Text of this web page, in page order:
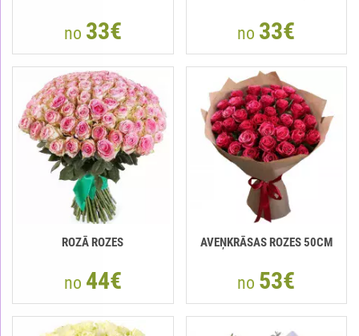
no 33€ no 33€
ROZĀ ROZES
no 44€
AVEŅKRĀSAS ROZES 50СМ
no 53€